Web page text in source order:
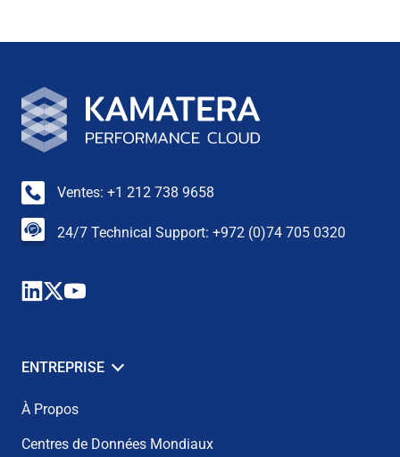
Ventes: +1 212 738 9658
24/7 Technical Support: +972 (0)74 705 0320
ENTREPRISE
À Propos
Centres de Données Mondiaux